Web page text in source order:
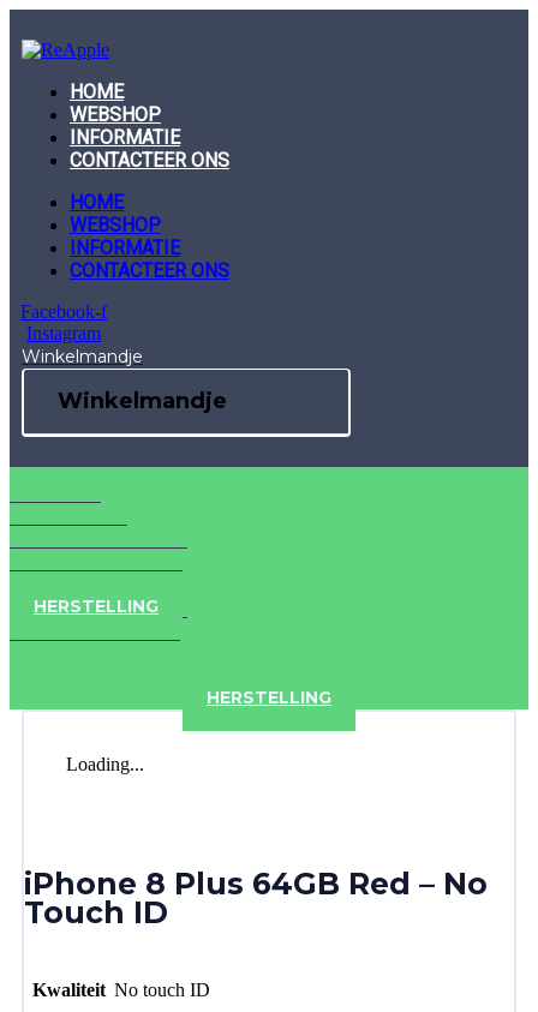
to
content
HOME
WEBSHOP
INFORMATIE
CONTACTEER ONS
HOME
WEBSHOP
INFORMATIE
CONTACTEER ONS
Facebook-f
Instagram
Winkelmandje
Winkelmandje
HERSTELLING
HERSTELLING
Loading...
iPhone 8 Plus 64GB Red – No
Touch ID
Kwaliteit No touch ID